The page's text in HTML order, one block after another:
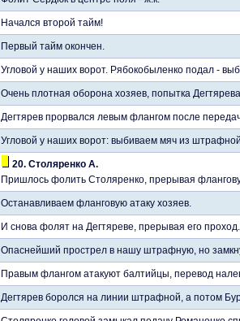
Начался второй тайм!
Первый тайм окончен.
Угловой у наших ворот. Рябокобыленко подал -
Очень плотная оборона хозяев, попытка
Дегтярев прорвался левым флангом после
Угловой у наших ворот: выбиваем мяч из
20. Столяренко А.
Пришлось фолить Столяренко, прерывая
Останавливаем фланговую атаку хозяев.
И снова фолят на Дегтяреве, прерывая его
Опаснейший прострел в нашу штрафную, но
Правым флангом атакуют балтийцы, перевод
Дегтярев боролся на линии штрафной, а потом